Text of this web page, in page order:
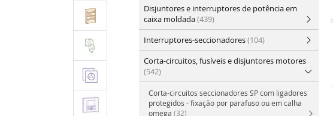
Disjuntores e interruptores de potência em
caixa moldada(439)
Interruptores-seccionadores(104)
Corta-circuitos, fusíveis e disjuntores motores
(542)
Corta-circuitos seccionadores SP com ligadores
protegidos - fixação por parafuso ou em calha
omega (32)